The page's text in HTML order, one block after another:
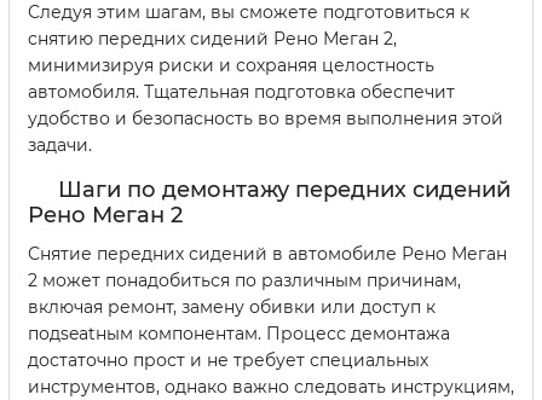
Следуя этим шагам, вы сможете подготовиться к
снятию передних сидений Рено Меган 2,
минимизируя риски и сохраняя целостность
автомобиля. Тщательная подготовка обеспечит
удобство и безопасность во время выполнения этой
задачи.
Шаги по демонтажу передних сидений
Рено Меган 2
Снятие передних сидений в автомобиле Рено Меган
2 может понадобиться по различным причинам,
включая ремонт, замену обивки или доступ к
подseatным компонентам. Процесс демонтажа
достаточно прост и не требует специальных
инструментов, однако важно следовать инструкциям,